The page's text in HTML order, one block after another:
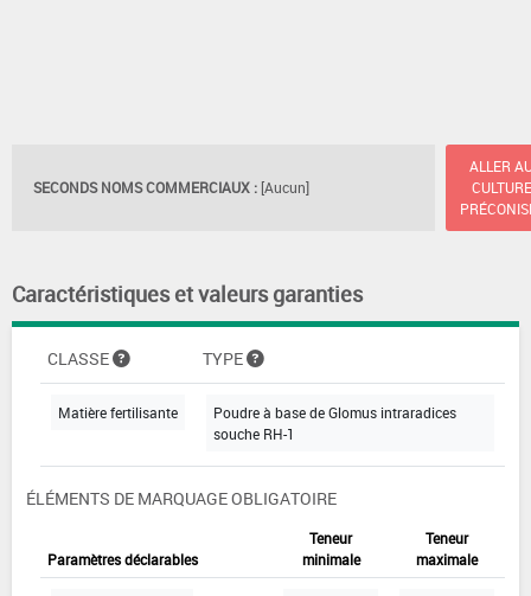
SECONDS NOMS COMMERCIAUX : [Aucun]
ALLER
Caractéristiques et valeurs garanties
CLASSE TYPE
Matière fertilisante
Poudre à base de Glomus intraradices
souche RH-1
ÉLÉMENTS DE MARQUAGE OBLIGATOIRE
Paramètres déclarables
Teneur
minimale
Teneur
maximale